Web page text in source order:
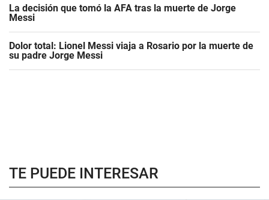
La decisión que tomó la AFA tras la muerte de Jorge
Messi
Dolor total: Lionel Messi viaja a Rosario por la muerte de
su padre Jorge Messi
TE PUEDE INTERESAR